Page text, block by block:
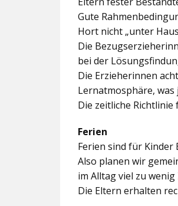
Gute
Hort nicht „unter
Die
bei der
Die Erzieherinnen
Lernatmosphäre,
Die zeitliche
Ferien
Ferien sind für Kinder
Also planen wir
im Alltag viel zu
Die Eltern erhalten